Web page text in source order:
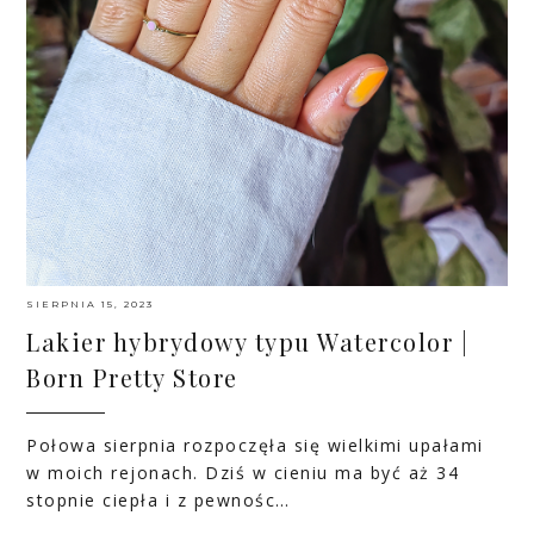
SIERPNIA 15, 2023
Lakier hybrydowy typu Watercolor |
Born Pretty Store
Połowa sierpnia rozpoczęła się wielkimi upałami
w moich rejonach. Dziś w cieniu ma być aż 34
stopnie ciepła i z pewnośc…